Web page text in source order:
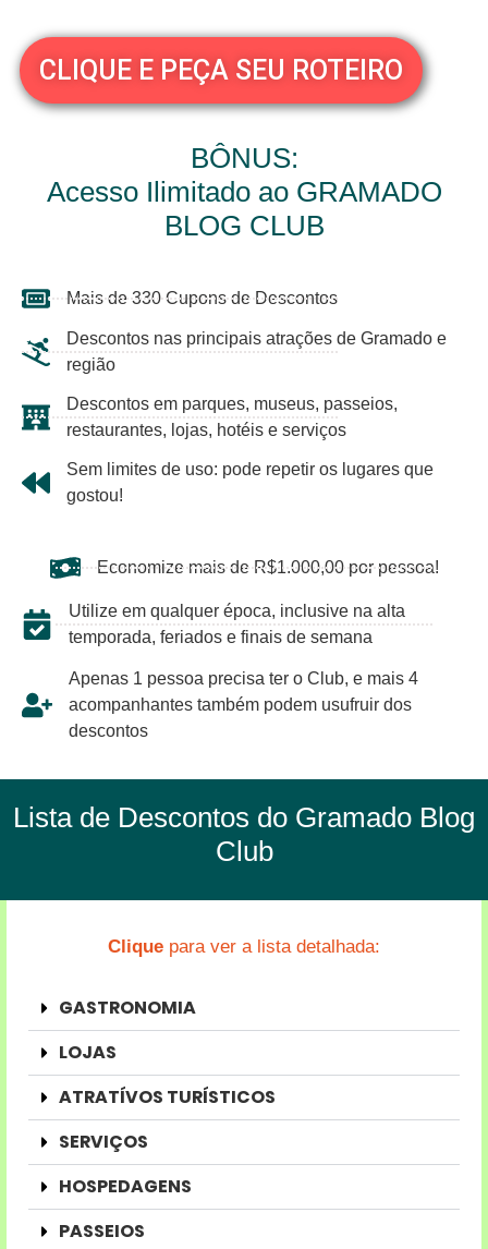
CLIQUE E PEÇA SEU ROTEIRO
BÔNUS:
Acesso Ilimitado ao GRAMADO
BLOG CLUB
Mais de 330 Cupons de Descontos
Descontos nas principais atrações de Gramado e
região
Descontos em parques, museus, passeios,
restaurantes, lojas, hotéis e serviços
Sem limites de uso: pode repetir os lugares que
gostou!
Economize mais de R$1.000,00 por pessoa!
Utilize em qualquer época, inclusive na alta
temporada, feriados e finais de semana
Apenas 1 pessoa precisa ter o Club, e mais 4
acompanhantes também podem usufruir dos
descontos
Lista de Descontos do Gramado Blog
Club
Clique para ver a lista detalhada:
GASTRONOMIA
LOJAS
ATRATÍVOS TURÍSTICOS
SERVIÇOS
HOSPEDAGENS
PASSEIOS